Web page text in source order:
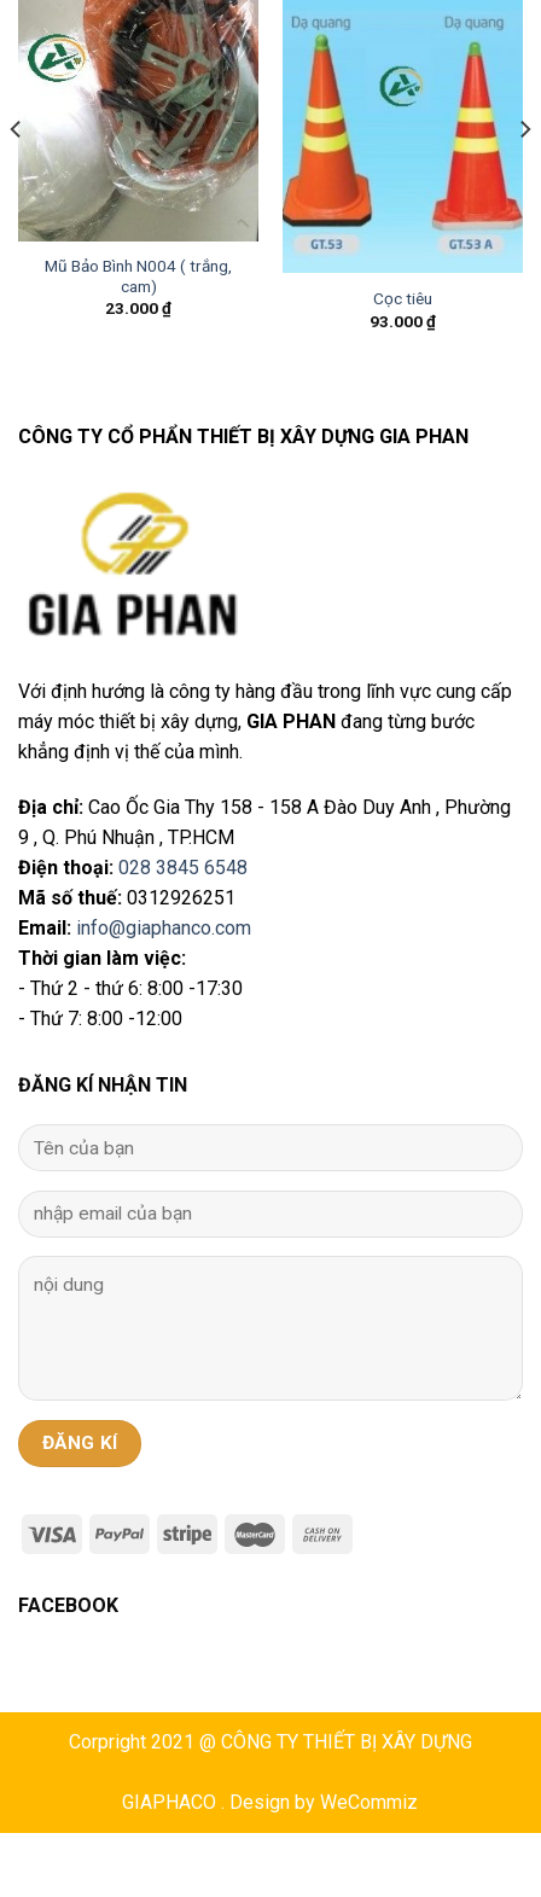
Mũ Bảo Bình N004 ( trắng,
cam)
23.000₫
Cọc tiêu
93.000₫
CÔNG TY CỔ PHẨN THIẾT BỊ XÂY DỰNG GIA PHAN
Với định hướng là công ty hàng đầu trong lĩnh vực cung cấp
máy móc thiết bị xây dựng, GIA PHAN đang từng bước
khẳng định vị thế của mình.
Địa chỉ: Cao Ốc Gia Thy 158 - 158 A Đào Duy Anh , Phường
9 , Q. Phú Nhuận , TP.HCM
Điện thoại: 028 3845 6548
Mã số thuế: 0312926251
Email: info@giaphanco.com
Thời gian làm việc:
- Thứ 2 - thứ 6: 8:00 -17:30
- Thứ 7: 8:00 -12:00
ĐĂNG KÍ NHẬN TIN
FACEBOOK
Corpright 2021 @ CÔNG TY THIẾT BỊ XÂY DỰNG
GIAPHACO . Design byWeCommiz